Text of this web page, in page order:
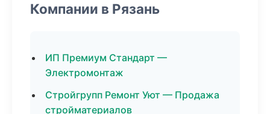
Компании в Рязань
ИП Премиум Стандарт —
Электромонтаж
Стройгрупп Ремонт Уют — Продажа
стройматериалов